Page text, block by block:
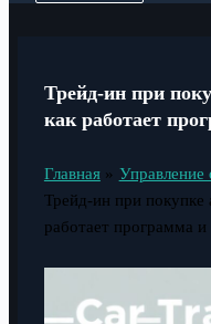
Трейд-ин при
как работает
Главная
Управление
Трейд-ин при покупке
работает программа